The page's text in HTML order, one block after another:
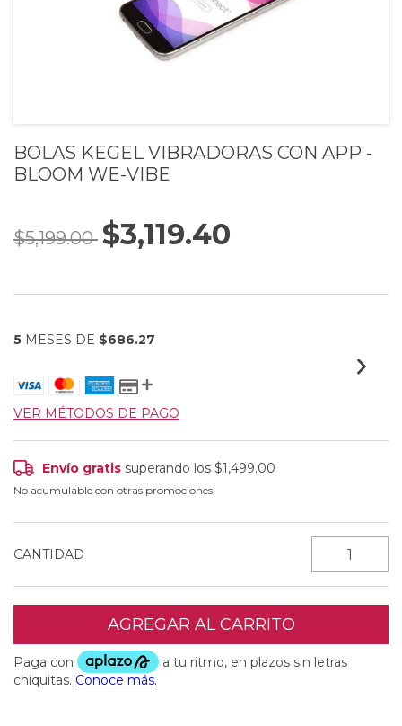
BOLAS KEGEL VIBRADORAS CON APP -
BLOOM WE-VIBE
$5,199.00 $3,119.40
5 MESES DE $686.27
VER MÉTODOS DE PAGO
Envío gratis superando los$1,499.00
No acumulable con otras promociones
CANTIDAD